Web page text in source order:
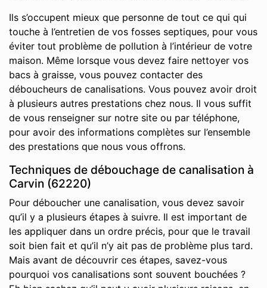
Ils s’occupent mieux que personne de tout ce qui qui
touche à l’entretien de vos fosses septiques, pour vous
éviter tout problème de pollution à l’intérieur de votre
maison. Même lorsque vous devez faire nettoyer vos
bacs à graisse, vous pouvez contacter des
déboucheurs de canalisations. Vous pouvez avoir droit
à plusieurs autres prestations chez nous. Il vous suffit
de vous renseigner sur notre site ou par téléphone,
pour avoir des informations complètes sur l’ensemble
des prestations que nous vous offrons.
Techniques de débouchage de canalisation à
Carvin (62220)
Pour déboucher une canalisation, vous devez savoir
qu’il y a plusieurs étapes à suivre. Il est important de
les appliquer dans un ordre précis, pour que le travail
soit bien fait et qu’il n’y ait pas de problème plus tard.
Mais avant de découvrir ces étapes, savez-vous
pourquoi vos canalisations sont souvent bouchées ?